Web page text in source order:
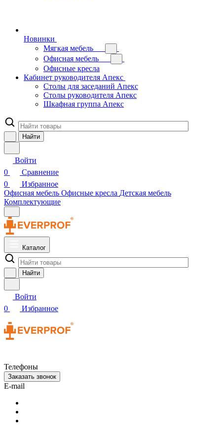
Новинки
Мягкая мебель
Офисная мебель
Офисные кресла
Кабинет руководителя Апекс
Столы для заседаний Апекс
Столы руководителя Апекс
Шкафная группа Апекс
Найти
Войти
0
Сравнение
0
Избранное
Офисная мебель Офисные кресла Детская мебель
Комплектующие
Каталог
Найти
Войти
0
Избранное
Телефоны
Заказать звонок
E-mail